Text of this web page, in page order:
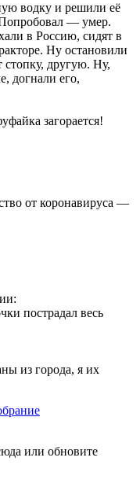
водку и решили её
— умер.
в Россию, сидят в
Ну остановили
стопку, другую. Ну,
догнали его,
загорается!
от коронавируса —
пострадал весь
из города, я их
или обновите